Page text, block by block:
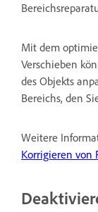
Mit dem
Verschieben
des Objekts
Bereichs, den
Weitere
Korrigieren von